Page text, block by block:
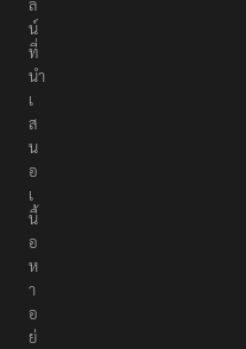
ล
น์
ที่
นำ
เ
ส
น
อ
เ
นื้
อ
ห
า
อ
ย่